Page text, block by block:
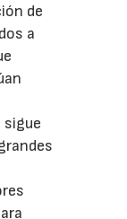
de
a
sigue